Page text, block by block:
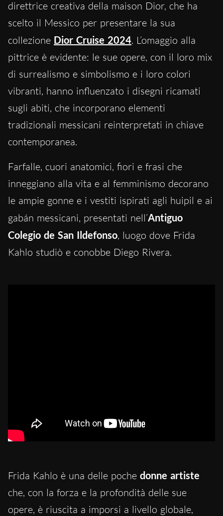
direttrice creativa della maison Dior, che ha
scelto il Messico per presentare la sua
collezione Dior Cruise 2024. L’omaggio alla
pittrice è evidente: le sue opere, con il loro mix
di surrealismo e simbolismo e i loro colori
vibranti, hanno influenzato i disegni ricamati
sugli abiti, che incorporano elementi
tradizionali messicani reinterpretati in chiave
contemporanea.
Farfalle, cuori anatomici, fiori e frasi che
inneggiano alla vita e al femminismo decorano
le ampie gonne e i vestiti ispirati agli huipil e ai
gabán messicani, presentati nell’Antiguo
Colegio de San Ildefonso, luogo dove Frida
Kahlo studiò e conobbe Diego Rivera.
Frida Kahlo è una delle poche donne artiste
che, con la forza e la profondità delle sue
opere, è riuscita a imporsi a livello globale,